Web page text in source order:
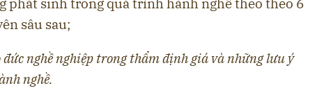
phát sinh trong quá trình hành nghề theo theo 6
sâu sau;
đức nghề nghiệp trong thẩm định giá và những lưu ý
nghề.